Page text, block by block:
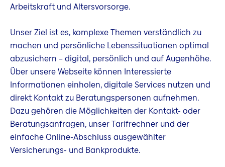
Arbeitskraft und Altersvorsorge.
Unser Ziel ist es, komplexe Themen verständlich zu
machen und persönliche Lebenssituationen optimal
abzusichern – digital, persönlich und auf Augenhöhe.
Über unsere Webseite können Interessierte
Informationen einholen, digitale Services nutzen und
direkt Kontakt zu Beratungspersonen aufnehmen.
Dazu gehören die Möglichkeiten der Kontakt- oder
Beratungsanfragen, unser Tarifrechner und der
einfache Online-Abschluss ausgewählter
Versicherungs- und Bankprodukte.